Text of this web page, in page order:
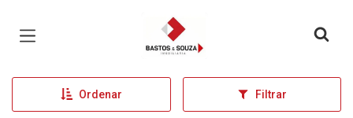
Página inicial
Ordenar Filtrar